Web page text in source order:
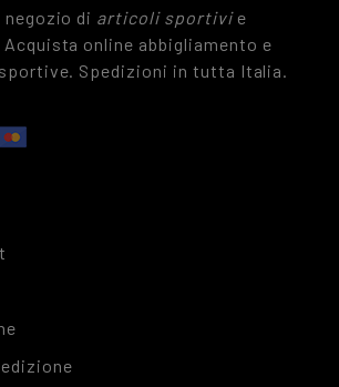
negozio di articoli sportivie
online abbigliamento e
Spedizioni in tutta Italia.